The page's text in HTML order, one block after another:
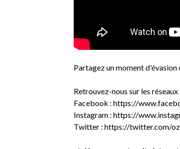
Partagez un moment
Retrouvez-nous sur les réseaux
Facebook : https://
Instagram : https://
Twitter : https://twitter.com/